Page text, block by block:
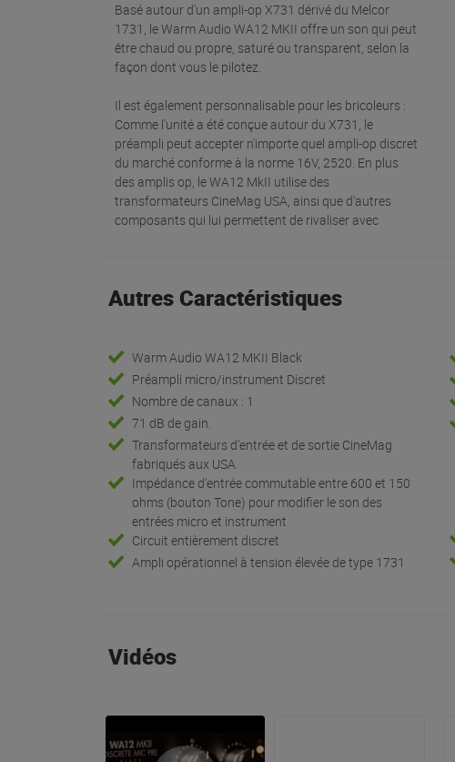
Basé autour d'un ampli-op X731 dérivé du Melcor
1731, le Warm Audio WA12 MKII offre un son qui peut
être chaud ou propre, saturé ou transparent, selon la
façon dont vous le pilotez.
Il est également personnalisable pour les bricoleurs :
Comme l'unité a été conçue autour du X731, le
préampli peut accepter n'importe quel ampli-op discret
du marché conforme à la norme 16V, 2520. En plus
des amplis op, le WA12 MkII utilise des
transformateurs CineMag USA, ainsi que d'autres
composants qui lui permettent de rivaliser avec
Autres Caractéristiques
Warm Audio WA12 MKII Black
Préampli micro/instrument Discret
Nombre de canaux : 1
71 dB de gain.
Transformateurs d'entrée et de sortie CineMag
fabriqués aux USA
Impédance d'entrée commutable entre 600 et 150
ohms (bouton Tone) pour modifier le son des
entrées micro et instrument
Circuit entièrement discret
Ampli opérationnel à tension élevée de type 1731
Vidéos